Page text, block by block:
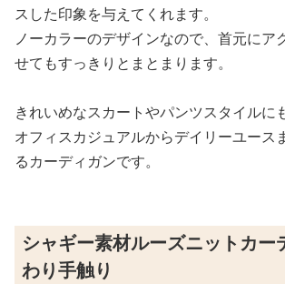
スした印象を与えてくれます。
ノーカラーのデザインなので、首元にア
せてもすっきりとまとまります。
きれいめなスカートやパンツスタイルに
オフィスカジュアルからデイリーユース
るカーディガンです。
シャギー素材ルーズニットカー
わり手触り